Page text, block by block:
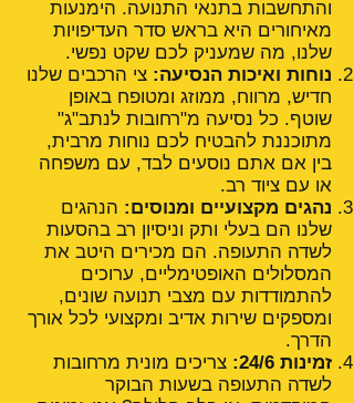
והתחשבות בתנאי התנועה. הימנעות
מאיחורים היא בראש סדר העדיפויות
שלנו, מה שמעניק לכם שקט נפשי.
נוחות ואיכות הנסיעה: צי הרכבים שלנו
חדיש, מרווח, ממוזג ומטופח באופן
שוטף. כל נסיעה מ"רחובות לנתב"ג"
מתוכננת להבטיח לכם נוחות מרבית,
בין אם אתם נוסעים לבד, עם משפחה
או עם ציוד רב.
נהגים מקצועיים ומנוסים: הנהגים
שלנו הם בעלי ותק וניסיון רב בהסעות
לשדה התעופה. הם מכירים היטב את
המסלולים האופטימליים, ערוכים
להתמודדות עם מצבי תנועה שונים,
ומספקים שירות אדיב ומקצועי לכל אורך
הדרך.
זמינות 24/6:
צריכים מונית מרחובות
לשדה התעופה בשעות הבוקר